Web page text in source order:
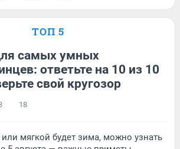
ТОП 5
самых умных
ответьте на 10 из 10
свой кругозор
18
мягкой будет зима, можно узнать